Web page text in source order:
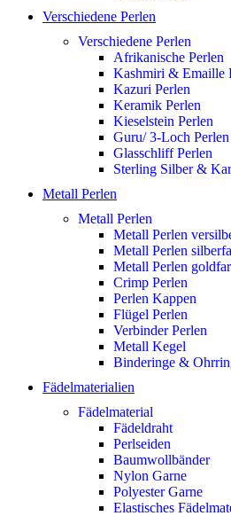
Verschiedene Perlen
Verschiedene Perlen
Afrikanische Perlen
Kashmiri & Emaille
Kazuri Perlen
Keramik Perlen
Kieselstein Perlen
Guru/ 3-Loch Perlen
Glasschliff Perlen
Sterling Silber &
Metall Perlen
Metall Perlen
Metall Perlen
Metall Perlen
Metall Perlen
Crimp Perlen
Perlen Kappen
Flügel Perlen
Verbinder Perlen
Metall Kegel
Binderinge &
Fädelmaterialien
Fädelmaterial
Fädeldraht
Perlseiden
Baumwollbänder
Nylon Garne
Polyester Garne
Elastisches